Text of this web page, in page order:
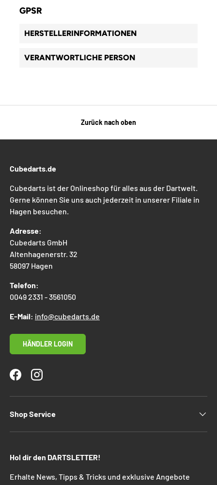
GPSR
HERSTELLERINFORMATIONEN
VERANTWORTLICHE PERSON
Zurück nach oben
Cubedarts.de
Cubedarts ist der Onlineshop für alles aus der Dartwelt.
Gerne können Sie uns auch jederzeit in unserer Filiale in
Hagen besuchen.
Adresse:
Cubedarts GmbH
Altenhagenerstr. 32
58097 Hagen
Telefon:
0049 2331 - 3561050
E-Mail: info@cubedarts.de
HÄNDLER LOGIN
FacebookInstagram
Shop Service
Hol dir den DARTSLETTER!
Erhalte News, Tipps & Tricks und exklusive Angebote